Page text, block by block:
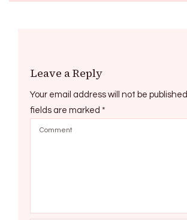
Leave a Reply
Your email address will not be published.
fields are marked *